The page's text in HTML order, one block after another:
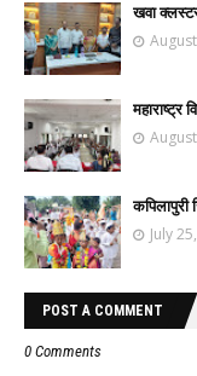
खवा
महाराष्ट्र
कपिलापुरी
July
POST A COMMENT
0 Comments